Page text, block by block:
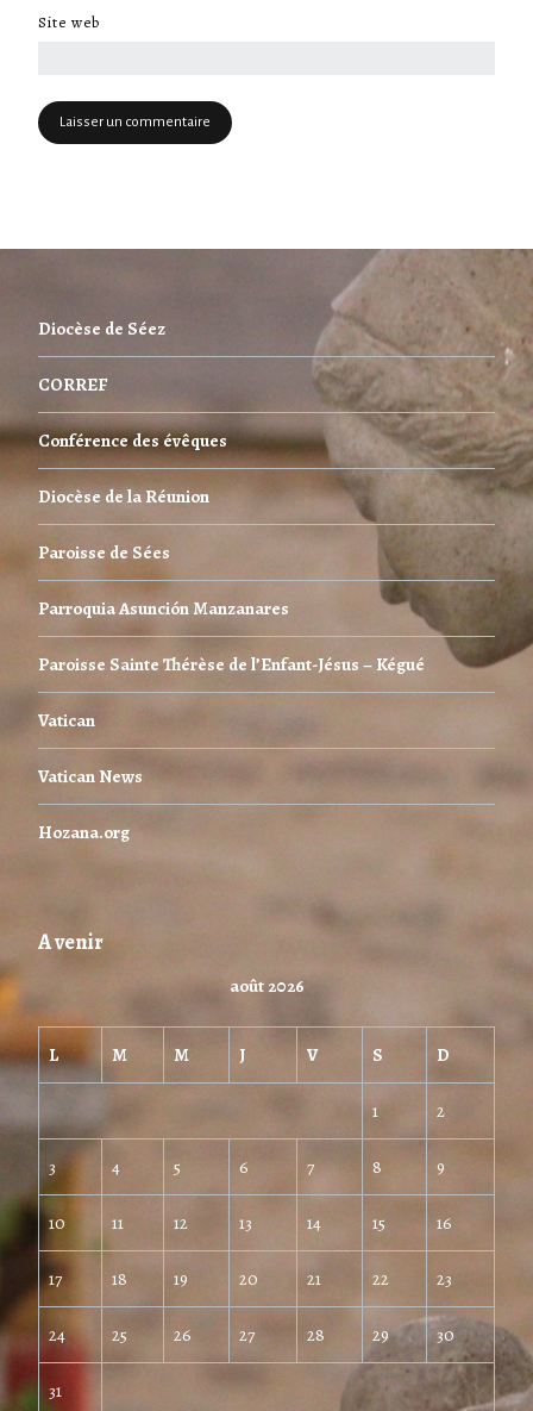
Site web
Diocèse de Séez
CORREF
Conférence des évêques
Diocèse de la Réunion
Paroisse de Sées
Parroquia Asunción Manzanares
Paroisse Sainte Thérèse de l’Enfant-Jésus – Kégué
Vatican
Vatican News
Hozana.org
A venir
août 2026
L M M J V S D
1 2
3 4 5 6 7 8 9
10 11 12 13 14 15 16
17 18 19 20 21 22 23
24 25 26 27 28 29 30
31